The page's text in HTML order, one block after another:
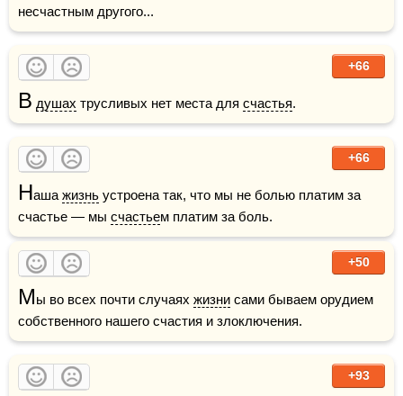
несчастным другого...
+66
В душах трусливых нет места для счастья.
+66
Наша жизнь устроена так, что мы не болью платим за
счастье — мы счастьем платим за боль.
+50
Мы во всех почти случаях жизни сами бываем орудием
собственного нашего счастия и злоключения.
+93